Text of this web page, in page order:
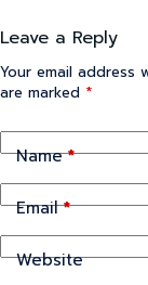
Leave a Reply
Your email address
are marked *
Name*
Email*
Website